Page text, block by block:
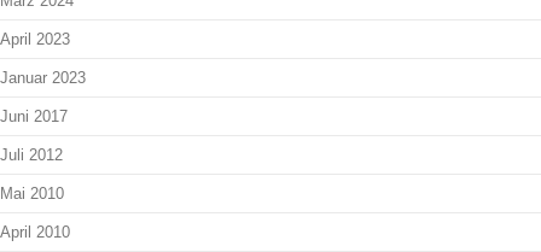
April 2023
Januar 2023
Juni 2017
Juli 2012
Mai 2010
April 2010